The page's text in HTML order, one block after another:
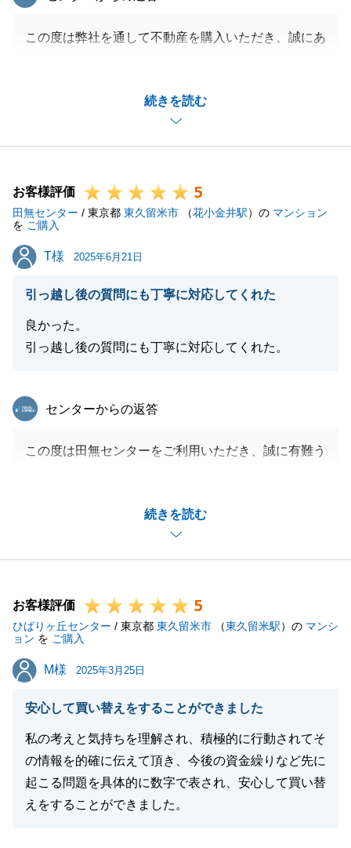
続きを読む
この度は弊社を通して不動産を購入いただき、誠にあ
お手伝いをさせて頂きました。
現在、旧自宅の売却もお任せ頂いているので、そちら
でもお役に立てるよう尽力いたします。
せ。
引き続き、宜しくお願いいたします。
お客様評価 5
田無センター / 東京都 東久留米市 （花小金井駅）の マンション
を ご購入
T様
T様 2025年6月21日
引っ越し後の質問にも丁寧に対応してくれた
良かった。
引っ越し後の質問にも丁寧に対応してくれた。
続きを読む
東急リバブル
センターからの返答
この度は田無センターをご利用いただき、誠に有難う
今後もなにかご相談ございましたら、ご連絡をお待ち
今後ともよろしくお願い申し上げます。
閉じる
お客様評価 5
ひばりヶ丘センター / 東京都 東久留米市 （東久留米駅）の マンシ
ョン を ご購入
M様
M様 2025年3月25日
安心して買い替えをすることができました
私の考えと気持ちを理解され、積極的に行動されてそ
の情報を的確に伝えて頂き、今後の資金繰りなど先に
起こる問題を具体的に数字で表され、安心して買い替
えをすることができました。